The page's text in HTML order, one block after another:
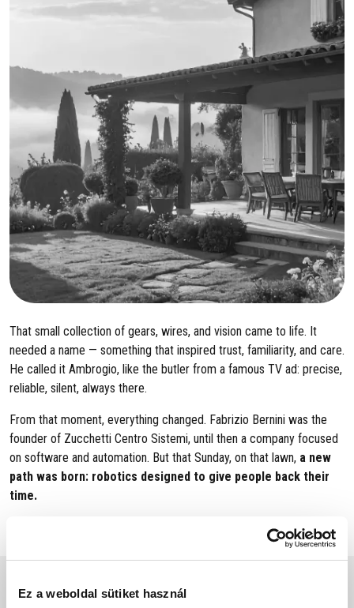
Ez a weboldal sütiket használ
That small collection of gears, wires, and vision came to life. It
needed a name — something that inspired trust, familiarity, and care.
He called it Ambrogio, like the butler from a famous TV ad: precise,
reliable, silent, always there.
From that moment, everything changed. Fabrizio Bernini was the
founder of Zucchetti Centro Sistemi, until then a company focused
on software and automation. But that Sunday, on that lawn, a new
path was born: robotics designed to give people back their
time.